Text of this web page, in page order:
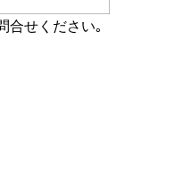
合せください｡